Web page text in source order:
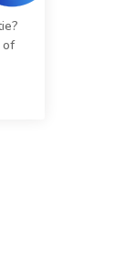
of